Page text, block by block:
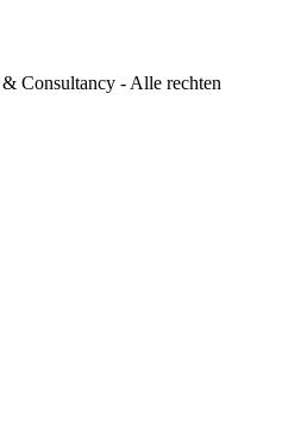
Consultancy - Alle rechten